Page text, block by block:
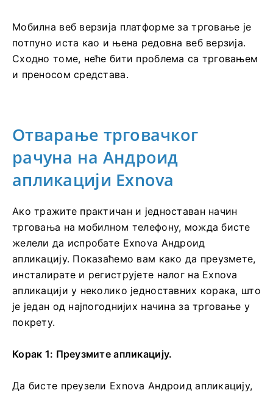
Мобилна веб верзија платформе за трговање је
потпуно иста као и њена редовна веб верзија.
Сходно томе, неће бити проблема са трговањем
и преносом средстава.
Отварање трговачког
рачуна на Андроид
апликацији Exnova
Ако тражите практичан и једноставан начин
трговања на мобилном телефону, можда бисте
желели да испробате Exnova Андроид
апликацију. Показаћемо вам како да преузмете,
инсталирате и региструјете налог на Exnova
апликацији у неколико једноставних корака, што
је један од најпогоднијих начина за трговање у
покрету.
Корак 1: Преузмите апликацију.
Да бисте преузели Exnova Андроид апликацију,